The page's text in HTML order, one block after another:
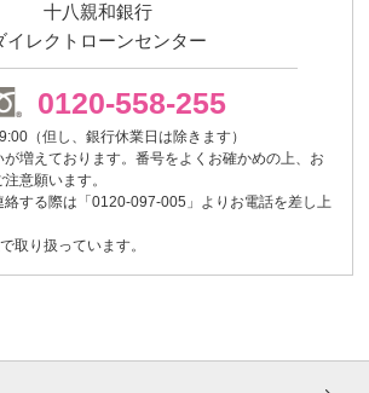
十八親和銀行
イレクトローンセンター
0120-558-255
（但し、銀行休業日は除きます）
増えております。番号をよくお確かめの上、お
意願います。
する際は「0120-097-005」よりお電話を差し上
取り扱っています。